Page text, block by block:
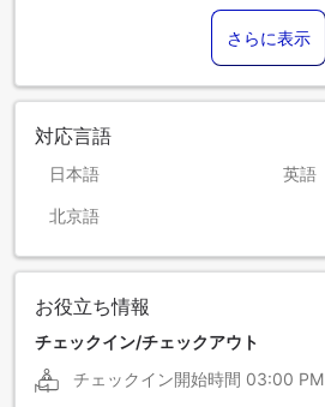
さらに表示
対応言語
日本語 英語
北京語
お役立ち情報
チェックイン/チェックアウト
チェックイン開始時間 03:00 PM